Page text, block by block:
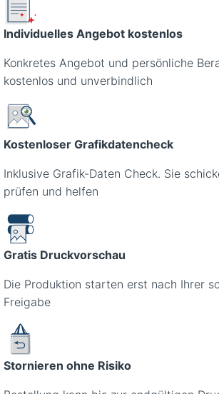
Individuelles Angebot kostenlos
Konkretes Angebot und persönliche
kostenlos und unverbindlich
Kostenloser Grafikdatencheck
Inklusive Grafik-Daten Check. Sie
prüfen und helfen
Gratis Druckvorschau
Die Produktion starten erst nach Ihrer
Freigabe
Stornieren ohne Risiko